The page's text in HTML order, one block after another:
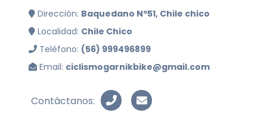
Dirección: Baquedano Nº51, Chile chico
Localidad: Chile Chico
Teléfono: (56) 999496899
Email: ciclismogarnikbike@gmail.com
Contáctanos: